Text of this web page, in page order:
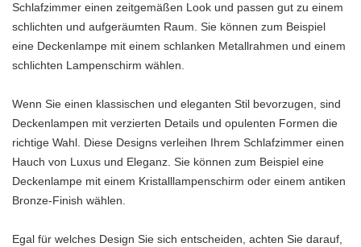
Schlafzimmer einen zeitgemäßen Look und passen gut zu einem
schlichten und aufgeräumten Raum. Sie können zum Beispiel
eine Deckenlampe mit einem schlanken Metallrahmen und einem
schlichten Lampenschirm wählen.
Wenn Sie einen klassischen und eleganten Stil bevorzugen, sind
Deckenlampen mit verzierten Details und opulenten Formen die
richtige Wahl. Diese Designs verleihen Ihrem Schlafzimmer einen
Hauch von Luxus und Eleganz. Sie können zum Beispiel eine
Deckenlampe mit einem Kristalllampenschirm oder einem antiken
Bronze-Finish wählen.
Egal für welches Design Sie sich entscheiden, achten Sie darauf,